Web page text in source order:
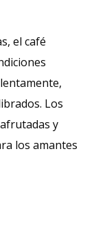
el café
Los
y
los amantes